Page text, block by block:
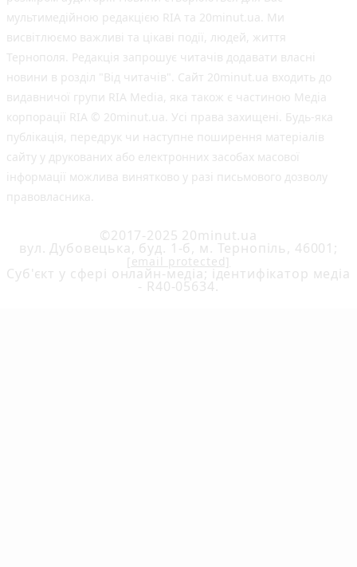
мультимедійною редакцією RIA та 20minut.ua. Ми
висвітлюємо важливі та цікаві події, людей, життя
Тернополя. Редакція запрошує читачів додавати власні
новини в розділ "Від читачів". Сайт 20minut.ua входить до
видавничої групи RIA Media, яка також є частиною Медіа
корпорації RIA © 20minut.ua. Усі права захищені. Будь-яка
публiкацiя, передрук чи наступне поширення матеріалів
сайту у друкованих або електронних засобах масової
інформації можлива винятково у разі письмового дозволу
правовласника.
©2017-2025 20minut.ua
вул. Дубовецька, буд. 1-б, м. Тернопіль, 46001;
[email protected]
Cуб'єкт у сфері онлайн-медіа; ідентифікатор медіа
- R40-05634.